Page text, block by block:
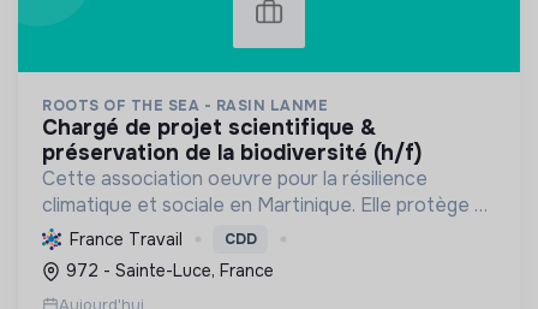
ROOTS OF THE SEA - RASIN LANME
chargé de projet scientifique &
préservation de la biodiversité (h/f)
Cette association oeuvre pour la résilience
climatique et sociale en Martinique. Elle protège et
restaure les écosystèmes marins et côtiers,
sensibilise le public et mobilise les citoyens pour un
aven...
France Travail CDD
972 - Sainte-Luce, France